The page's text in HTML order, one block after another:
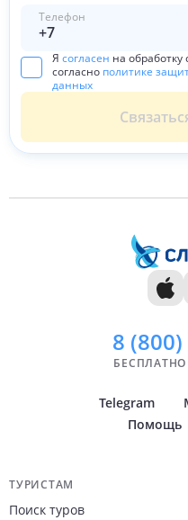
Телефон
Я согласен на
согласно политике
данных
8 (800)
Telegram
Помощь
Навигация по
ТУРИСТАМ
Поиск туров